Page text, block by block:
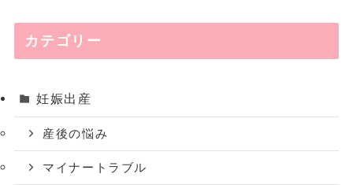
カテゴリー
妊娠出産
産後の悩み
マイナートラブル